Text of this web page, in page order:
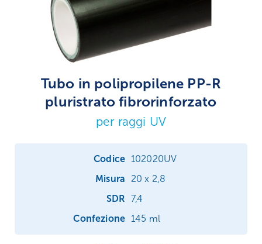
Tubo in polipropilene PP-R
pluristrato fibrorinforzato
per raggi UV
102020UV
20 x 2,8
7,4
145 ml